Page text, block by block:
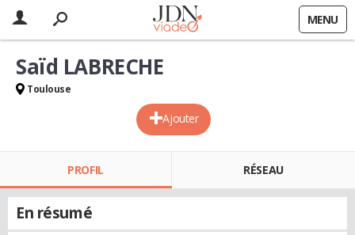
MENU
Ajouter
Saïd LABRECHE
Toulouse
PROFIL RÉSEAU
En résumé